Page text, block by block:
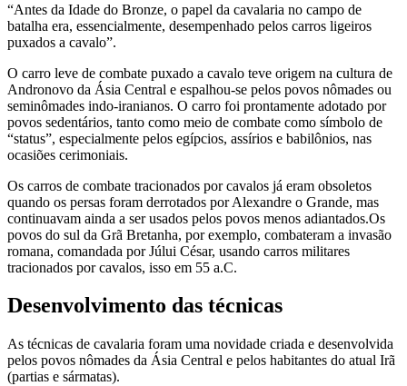
“Antes da Idade do Bronze, o papel da cavalaria no campo de
batalha era, essencialmente, desempenhado pelos carros ligeiros
puxados a cavalo”.
O carro leve de combate puxado a cavalo teve origem na cultura de
Andronovo da Ásia Central e espalhou-se pelos povos nômades ou
seminômades indo-iranianos. O carro foi prontamente adotado por
povos sedentários, tanto como meio de combate como símbolo de
“status”, especialmente pelos egípcios, assírios e babilônios, nas
ocasiões cerimoniais.
Os carros de combate tracionados por cavalos já eram obsoletos
quando os persas foram derrotados por Alexandre o Grande, mas
continuavam ainda a ser usados pelos povos menos adiantados.Os
povos do sul da Grã Bretanha, por exemplo, combateram a invasão
romana, comandada por Júlui César, usando carros militares
tracionados por cavalos, isso em 55 a.C.
Desenvolvimento das técnicas
As técnicas de cavalaria foram uma novidade criada e desenvolvida
pelos povos nômades da Ásia Central e pelos habitantes do atual Irã
(partias e sármatas).